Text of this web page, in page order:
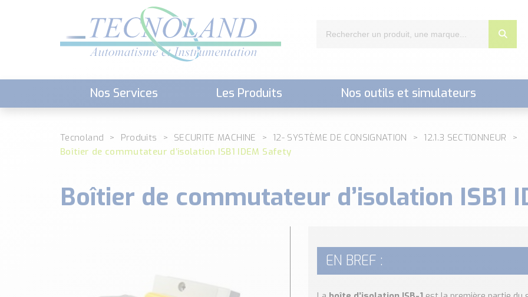
Nos Services Les Produits Nos outils et simulateurs
Tecnoland Produits SECURITE MACHINE 12- SYSTÈME DE CONSIGNATION
12.1.3 SECTIONNEUR
Boîtier de commutateur d’isolation ISB1 IDEM Safety
Boîtier de commutateur d’isolation ISB1
EN BREF :